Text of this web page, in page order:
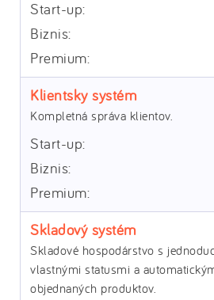
Klientsky systém
Kompletná správa klientov.
Skladový systém
Skladové hospodárstvo s
vlastnými statusmi a
objednaných produktov.